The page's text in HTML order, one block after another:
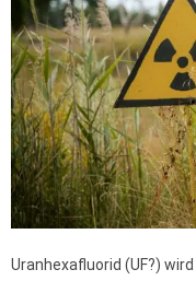
Uranhexafluorid (UF?)